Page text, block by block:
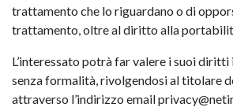
trattamento che lo riguardano o di
trattamento, oltre al diritto alla
L’interessato potrà far valere i suoi
senza formalità, rivolgendosi al titolare
attraverso l’indirizzo email